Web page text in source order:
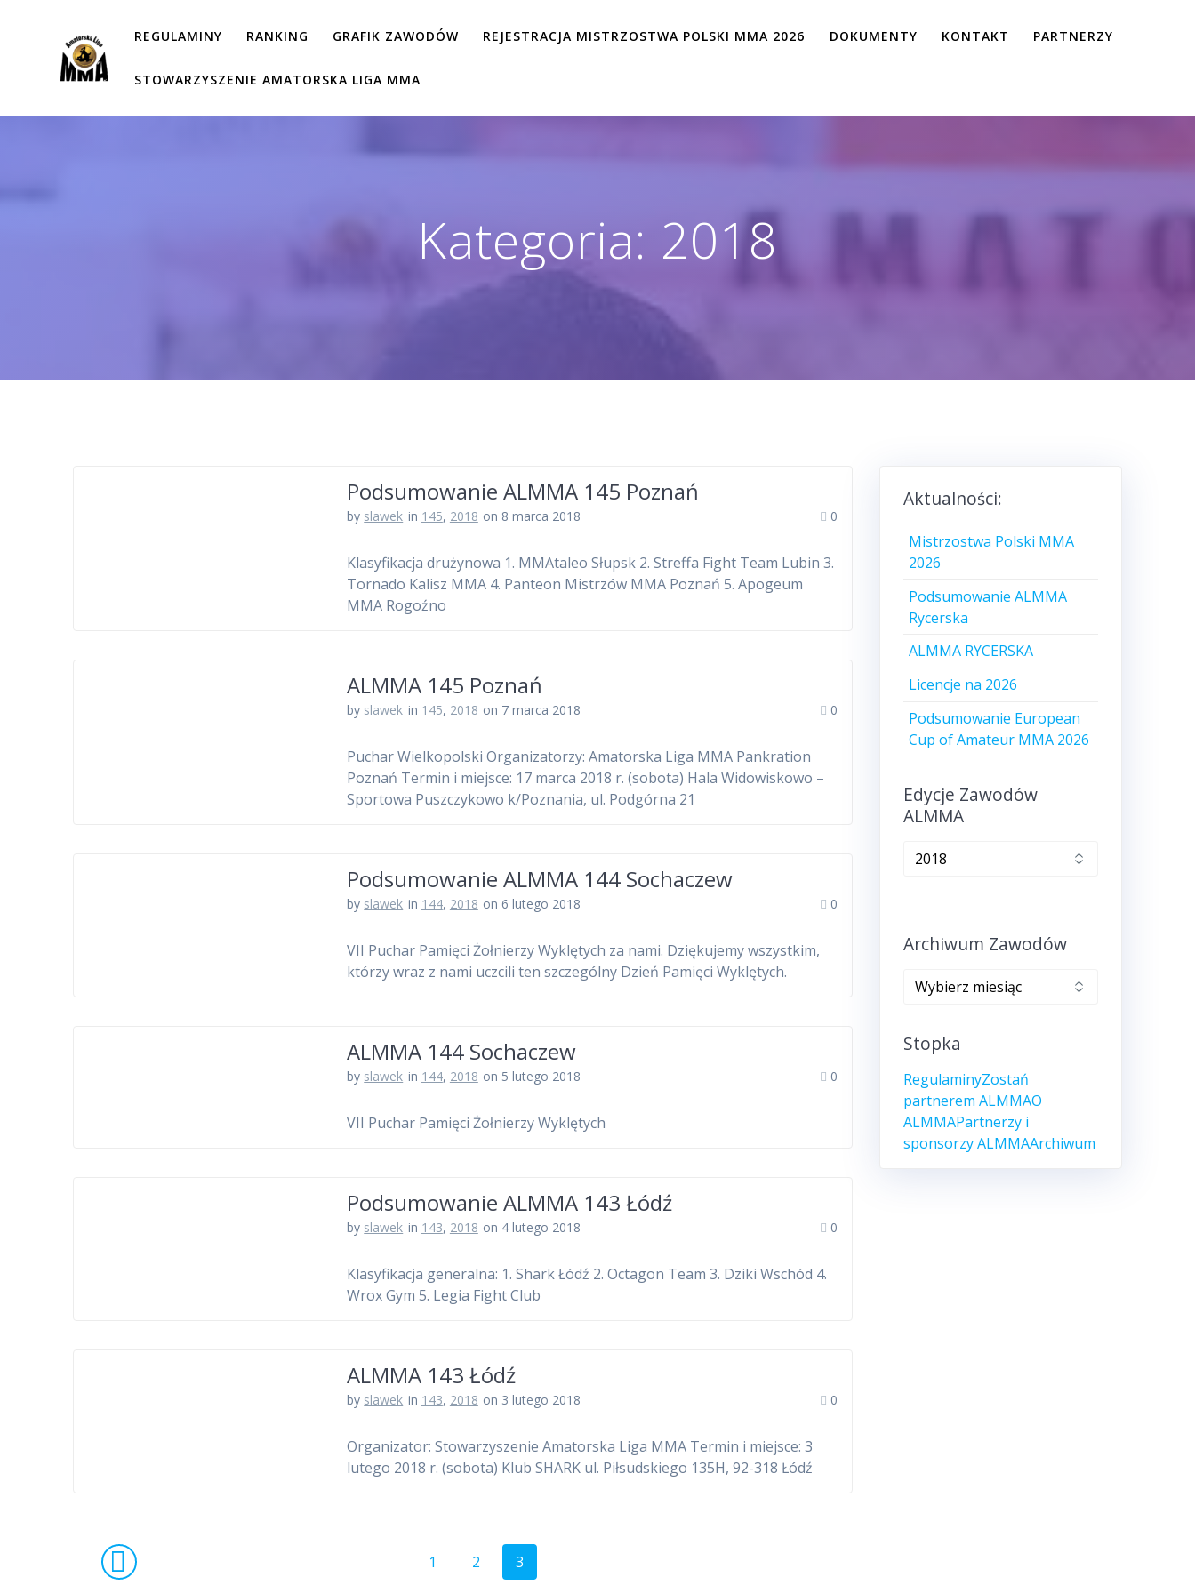
REGULAMINY RANKING GRAFIK ZAWODÓW REJESTRACJA MISTRZOSTWA POLSKI MMA 2026 DOKUMENTY KONTAKT PARTNERZY
STOWARZYSZENIE AMATORSKA LIGA MMA
Kategoria: 2018
Podsumowanie ALMMA 145 Poznań
by slawek in 145, 2018 on 8 marca 2018 0
Klasyfikacja drużynowa 1. MMAtaleo Słupsk 2. Streffa Fight Team Lubin 3.
Tornado Kalisz MMA 4. Panteon Mistrzów MMA Poznań 5. Apogeum
MMA Rogoźno
ALMMA 145 Poznań
by slawek in 145, 2018 on 7 marca 2018 0
Puchar Wielkopolski Organizatorzy: Amatorska Liga MMA Pankration
Poznań Termin i miejsce: 17 marca 2018 r. (sobota) Hala Widowiskowo –
Sportowa Puszczykowo k/Poznania, ul. Podgórna 21
Podsumowanie ALMMA 144 Sochaczew
by slawek in 144, 2018 on 6 lutego 2018 0
VII Puchar Pamięci Żołnierzy Wyklętych za nami. Dziękujemy wszystkim,
którzy wraz z nami uczcili ten szczególny Dzień Pamięci Wyklętych.
ALMMA 144 Sochaczew
by slawek in 144, 2018 on 5 lutego 2018 0
VII Puchar Pamięci Żołnierzy Wyklętych
Podsumowanie ALMMA 143 Łódź
by slawek in 143, 2018 on 4 lutego 2018 0
Klasyfikacja generalna: 1. Shark Łódź 2. Octagon Team 3. Dziki Wschód 4.
Wrox Gym 5. Legia Fight Club
ALMMA 143 Łódź
by slawek in 143, 2018 on 3 lutego 2018 0
Organizator: Stowarzyszenie Amatorska Liga MMA Termin i miejsce: 3
lutego 2018 r. (sobota) Klub SHARK ul. Piłsudskiego 135H, 92-318 Łódź
Nawigacja
Strona
1 Strona
2 Strona
3
Aktualności:
Mistrzostwa Polski MMA
2026
Podsumowanie ALMMA
Rycerska
ALMMA RYCERSKA
Licencje na 2026
Podsumowanie European
Cup of Amateur MMA 2026
Edycje Zawodów
ALMMA
Edycje
Archiwum Zawodów
Archiwum
zawodów
Stopka
RegulaminyZostań
partnerem ALMMAO
ALMMAPartnerzy i
sponsorzy ALMMAArchiwum